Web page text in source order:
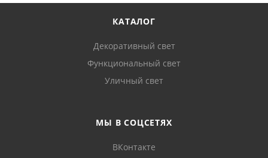
КАТАЛОГ
Декоративный свет
Функциональный свет
Уличный свет
МЫ В СОЦСЕТЯХ
ВКонтакте